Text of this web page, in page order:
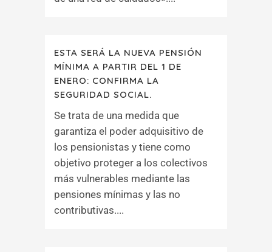
ESTA SERÁ LA NUEVA PENSIÓN
MÍNIMA A PARTIR DEL 1 DE
ENERO: CONFIRMA LA
SEGURIDAD SOCIAL.
Se trata de una medida que
garantiza el poder adquisitivo de
los pensionistas y tiene como
objetivo proteger a los colectivos
más vulnerables mediante las
pensiones mínimas y las no
contributivas....